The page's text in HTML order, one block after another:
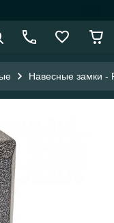
Навесные замки -